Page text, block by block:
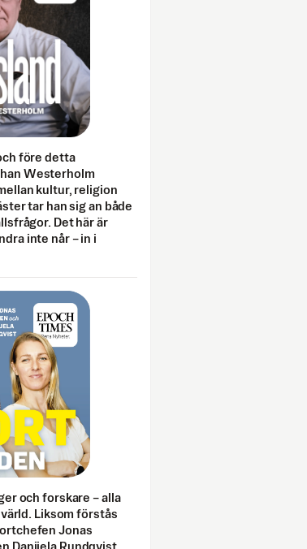
före detta
Westerholm
kultur, religion
tar han sig an både
Det här är
inte når – in i
och forskare – alla
Liksom förstås
Jonas